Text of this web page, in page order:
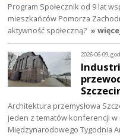
Program Społecznik od 9 lat
mieszkańców Pomorza
aktywność społeczną? »
2026-06-09,
Architektura przemysłowa
jeden z tematów konferencji w
Międzynarodowego Tygodnia